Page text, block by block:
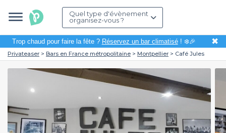
Quel type d'évènement
organisez-vous ?
Trop chaud pour faire la fête ? Réservez un bar climatisé! ❄️🎉 ✖
Privateaser Bars en France métropolitaine Montpellier Café Jules